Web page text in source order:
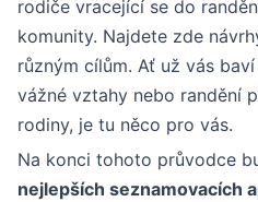
rodiče vracející se do
komunity. Najdete zde
různým cílům. Ať už vás
vážné vztahy nebo randění
rodiny, je tu něco pro vás.
Na konci tohoto průvodce
nejlepších seznamovacích